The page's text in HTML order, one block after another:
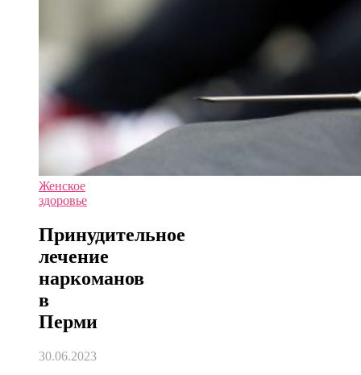
Женское
здоровье
Принудительное
лечение
наркоманов
в
Перми
30.06.2023